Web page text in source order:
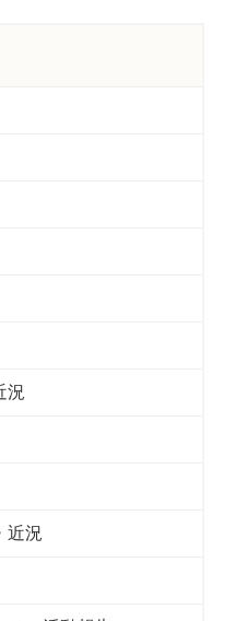
況
近況